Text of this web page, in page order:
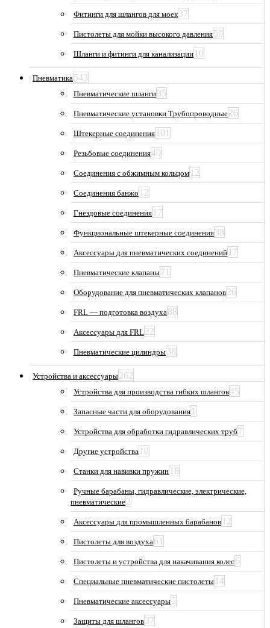
Фитинги для шлангов для моек37
Пистолеты для мойки высокого давления59
Шланги и фитинги для канализации 10
Пневматика543
Пневматические шланги35
Пневматические установки Трубопроводные26
Штекерные соединения 101
Резьбовые соединения40
Соединения с обжимным кольцом 12
Соединения банжо 12
Гнездовые соединения 17
Функциональные штекерные соединения38
Аксессуары для пневматических соединений 17
Пневматические клапаны71
Оборудование для пневматических клапанов26
FRL — подготовка воздуха88
Аксессуары для FRL22
Пневматические цилиндры38
Устройства и аксессуары262
Устройства для производства гибких шлангов45
Запасные части для оборудования 1
Устройства для обработки гидравлических труб 7
Другие устройства 10
Станки для навивки пружин 18
Ручные барабаны, гидравлические, электрические,
пневматические2
Аксессуары для промышленных барабанов 12
Пистолеты для воздуха61
Пистолеты и устройства для накачивания колес6
Специальные пневматические пистолеты 14
Пневматические аксессуары5
Защиты для шлангов37